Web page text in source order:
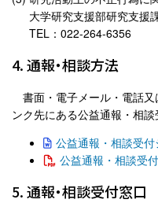
大学研究支援部研究支援
TEL：022-264-6356
4. 通報・相談方法
書面・電子メール・電話
ンク先にある公益通報・相談
公益通報・相談受付
公益通報・相談受
5. 通報・相談受付窓口